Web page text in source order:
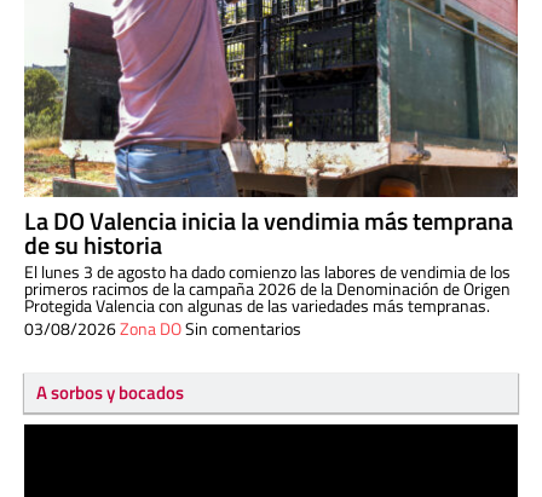
La DO Valencia inicia la vendimia más temprana
de su historia
El lunes 3 de agosto ha dado comienzo las labores de vendimia de los
primeros racimos de la campaña 2026 de la Denominación de Origen
Protegida Valencia con algunas de las variedades más tempranas.
03/08/2026Zona DOSin comentarios
A sorbos y bocados